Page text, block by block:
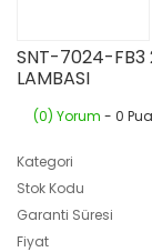
SNT-7024-FB3
LAMBASI
(0) Yorum - 0
Kategori
Stok Kodu
Garanti Süresi
Fiyat